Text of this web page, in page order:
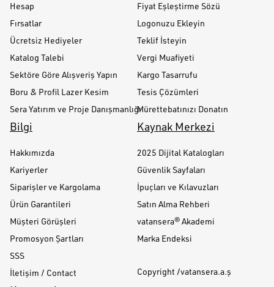
Hesap
Fırsatlar
Ücretsiz Hediyeler
Katalog Talebi
Sektöre Göre Alışveriş Yapın
Boru & Profil Lazer Kesim
Sera Yatırım ve Proje Danışmanlığı
Fiyat Eşleştirme Sözü
Logonuzu Ekleyin
Teklif İsteyin
Vergi Muafiyeti
Kargo Tasarrufu
Tesis Çözümleri
Mürettebatınızı Donatın
Bilgi
Hakkımızda
Kariyerler
Siparişler ve Kargolama
Ürün Garantileri
Müşteri Görüşleri
Promosyon Şartları
SSS
İletişim / Contact
Kaynak Merkezi
2025 Dijital Katalogları
Güvenlik Sayfaları
İpuçları ve Kılavuzları
Satın Alma Rehberi
vatansera® Akademi
Marka Endeksi
Copyright /vatansera.a.ş